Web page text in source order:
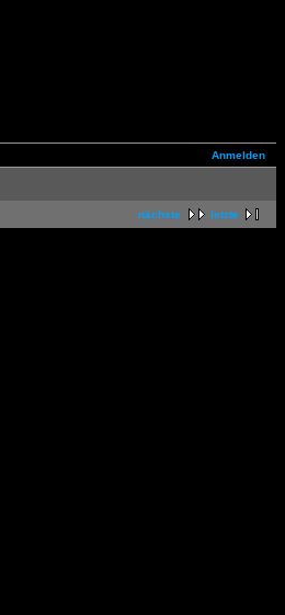
Anmelden
nächste letzte